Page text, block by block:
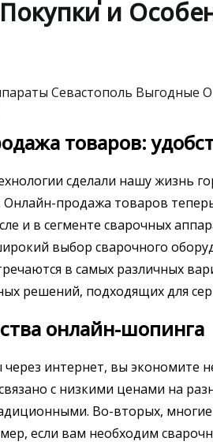
и
товаров:
сделали нашу жизнь
Онлайн-продажа товаров
и в сегменте сварочных
выбор сварочного
в самых различных
решений, подходящих для
онлайн-шопинга
интернет, вы экономите
с низкими ценами на
Во-вторых,
если вам необходим